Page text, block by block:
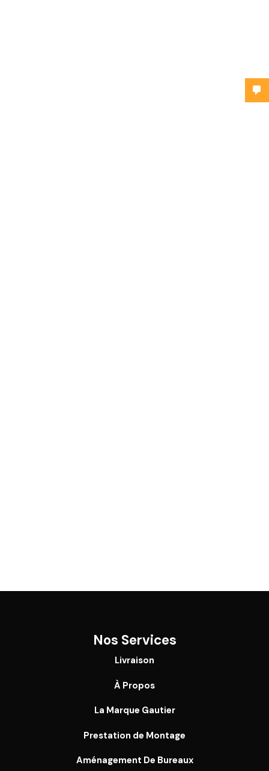
Nos Services
Livraison
À Propos
La Marque Gautier
Prestation de Montage
Aménagement De Bureaux